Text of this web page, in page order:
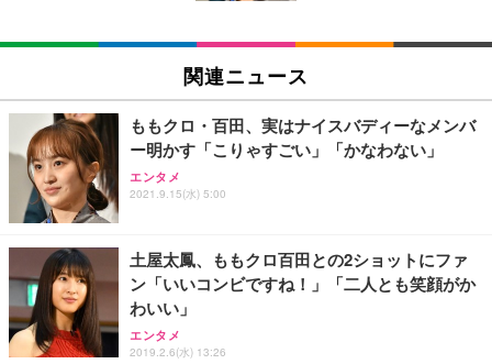
SIHOO B100 オフィスチェア／デスクチェア メッシ
ュチェア 人間工学 疲れない ブラック
￥27,999
Sezlife オフィスチェア デスクチェア 疲れない テレ
ワーク チェア 強化バックレスト 30度ロッキング機
能 人間工学 椅子 腰サポート 90度跳ね上げ式アーム
務用 おしゃれ パソコンチェア (ブラック)
Sezlife オフィスチェア デスクチェア 疲れない テレ
ワーク チェア 強化バックレスト 30度ロッキング機
能 人間工学 椅子 腰サポート 90度跳ね上げ式アーム
レスト 3Dヘッドレスト ハンガー付き 高反発クッシ
EIZO ビジネス向けプレミアムモニター | FlexScan
￥109,572
【純正品】27"ゲーミングモニター DualSense 充電
フック付き（CFI-ZDM1J）
【整備済み品】Dell E2724HS 27インチ 液晶モニタ
ー フルHD（1920×1080）VA 非光沢 HDMI/DisplayP
ort/VGA スピーカー内蔵 高さ調整 スイベル VESA対
応 ComfortView ビジネス向け
Amazonベーシック ペットシーツ 厚型 ワイド 42枚
x2袋(84枚) ホワイト(吸収面:ライトブルー)
￥3,234
ネオ・ルーライフ ネオ・オムツ L 中型犬用 26枚入
り 単品
Smart Basic(スマートベーシック) 【Amazon.co.jp
限定】 Smart Basic アイリスオーヤマ ペットシーツ
超厚型 お徳用 ワイド 100枚入 (x 1) (ケース販売)
関連ニュース
ももクロ・百田、実はナイスバディーなメンバ
ー明かす「こりゃすごい」「かなわない」
エンタメ
2021.9.15(水) 5:00
土屋太鳳、ももクロ百田との2ショットにファ
ン「いいコンビですね！」「二人とも笑顔がか
わいい」
エンタメ
2019.2.6(水) 13:26